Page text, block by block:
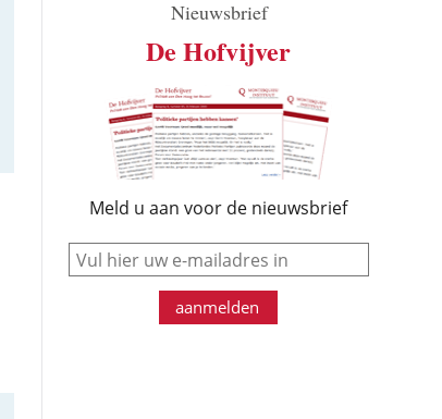
Nieuwsbrief
De Hofvijver
Meld u aan voor de nieuwsbrief
e-mail
aanmelden